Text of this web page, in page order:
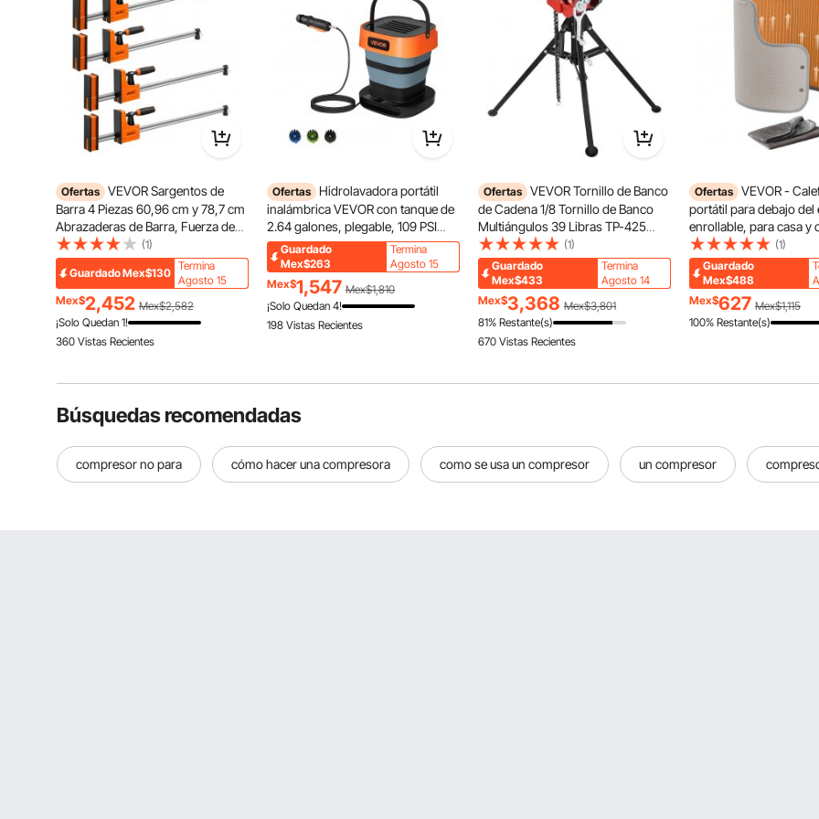
Ofertas VEVOR Sargentos de
Barra 4 Piezas 60,96 cm y 78,7 cm
Abrazaderas de Barra, Fuerza de
Apriete de 500 kg, Sujeción y
Separación, Almohadillas de Goma
y Mangos Ergonómicos,
Herramientas para Carpintería
(1)
GuardadoMex$130
Termina
Agosto 15
Mex$2,452 Mex$2,582
¡Solo Quedan 1!
360 Vistas Recientes
Ofertas
Hidrolavadora portátil
inalámbrica VEVOR con tanque de
2.64 galones, plegable, 109 PSI
máx., 0.79 GPM máx., 3 boquillas,
manguera flexible de 78.7
pulgadas, carga tipo C, para
limpieza de bicicletas, patio,
camping y jardín.
Guardado
Mex$263
Termina
Agosto 15
Mex$1,547 Mex$1,810
¡Solo Quedan 4!
198 Vistas Recientes
Ofertas VEVOR Tornillo de Banco
de Cadena 1/8 Tornillo de Banco
Multiángulos 39 Libras TP-425
Tornillo de Banco de Cadena de
Escritorio 30 x 120 cm Tornillo De
Banco Con Abrazadera de Mesa
Portátil Acero
(1)
Guardado
Mex$433
Termina
Agosto 14
Mex$3,368 Mex$3,801
81% Restante(s)
670 Vistas Recientes
Ofertas VEVOR -
portátil para debajo del
enrollable, para casa y
temporizador y seguro,
para piernas y tobillos,
táctil y remoto,
eléctrica redonda y
contra
(1)
Guardado
Mex$488
Mex$627 Mex$1,115
100% Restante(s)
Búsquedas recomendadas
compresor no para cómo hacer una compresora como se usa un compresor un compresor